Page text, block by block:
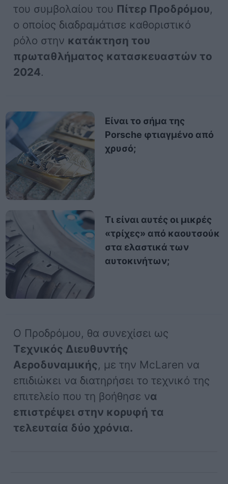
του συμβολαίου του Πίτερ Πρoδρόμου,
ο οποίος διαδραμάτισε καθοριστικό
ρόλο στην κατάκτηση του
πρωταθλήματος κατασκευαστών το
2024.
Είναι το σήμα της
Porsche φτιαγμένο από
χρυσό;
Τι είναι αυτές οι μικρές
«τρίχες» από καουτσούκ
στα ελαστικά των
αυτοκινήτων;
Ο Προδρόμου, θα συνεχίσει ως
Τεχνικός Διευθυντής
Αεροδυναμικής, με την McLaren να
επιδιώκει να διατηρήσει το τεχνικό της
επιτελείο που τη βοήθησε να
επιστρέψει στην κορυφή τα
τελευταία δύο χρόνια.